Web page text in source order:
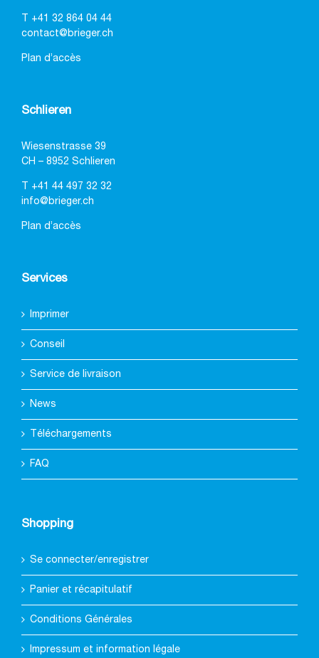
+41 32 864 04 44
contact@brieger.ch
Plan d’accès
Schlieren
Wiesenstrasse 39
CH – 8952 Schlieren
+41 44 497 32 32
info@brieger.ch
Plan d’accès
Services
Imprimer
Conseil
Service de livraison
News
Téléchargements
FAQ
Shopping
Se connecter/enregistrer
Panier et récapitulatif
Conditions Générales
Impressum et information légale